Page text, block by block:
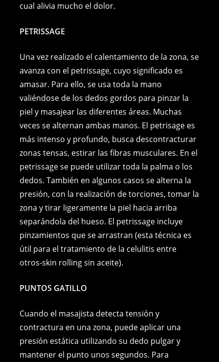
cual alivia mucho el dolor.
PETRISSAGE
Una vez realizado el calentamiento de la zona, se
avanza con el petrissage, cuyo significado es
amasar. Para ello, se usa toda la mano
valiéndose de los dedos gordos para pinzar la
piel y masajear las diferentes áreas. Muchas
veces se alternan ambas manos. El petrisage es
más intenso y profundo, busca descontracturar
zonas tensas, estirar las fibras musculares. En el
petrissage se puede utilizar toda la palma o los
dedos. También en algunos casos se alterna la
presión, con la realización de torciones, tomar la
zona y tirar ligeramente la piel hacia arriba
separándola del hueso. El petrissage incluye
pinzamientos que se arrastran (esta técnica es
útil para el tratamiento de la celulitis entre
otros-skin rolling sin aceite).
PUNTOS GATILLO
Cuando el masajista detecta tensión y
contractura en una zona, puede aplicar una
presión estática utilizando su dedo pulgar y
mantener el punto unos segundos. Para